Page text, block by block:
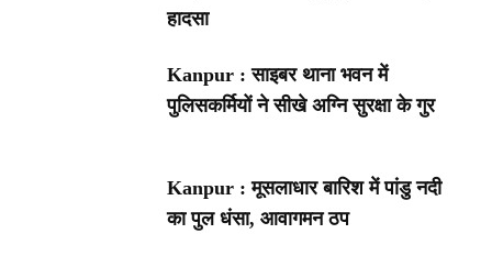
हादसा
Kanpur : साइबर थाना भवन में
पुलिसकर्मियों ने सीखे अग्नि सुरक्षा के गुर
Kanpur : मूसलाधार बारिश में पांडु नदी
का पुल धंसा, आवागमन ठप